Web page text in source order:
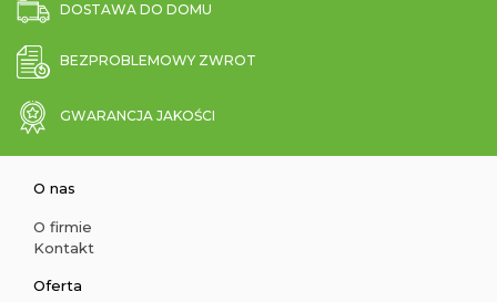
DOSTAWA DO DOMU
BEZPROBLEMOWY ZWROT
GWARANCJA JAKOŚCI
O nas
O firmie
Kontakt
Oferta